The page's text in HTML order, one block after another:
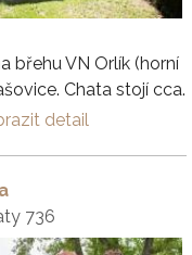
břehu VN Orlík (horní
Chata stojí cca.
detail
736